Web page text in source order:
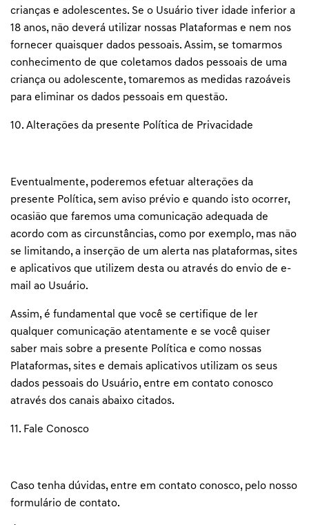
crianças e adolescentes. Se o Usuário tiver idade inferior a
18 anos, não deverá utilizar nossas Plataformas e nem nos
fornecer quaisquer dados pessoais. Assim, se tomarmos
conhecimento de que coletamos dados pessoais de uma
criança ou adolescente, tomaremos as medidas razoáveis
para eliminar os dados pessoais em questão.
10. Alterações da presente Política de Privacidade
Eventualmente, poderemos efetuar alterações da
presente Política, sem aviso prévio e quando isto ocorrer,
ocasião que faremos uma comunicação adequada de
acordo com as circunstâncias, como por exemplo, mas não
se limitando, a inserção de um alerta nas plataformas, sites
e aplicativos que utilizem desta ou através do envio de e-
mail ao Usuário.
Assim, é fundamental que você se certifique de ler
qualquer comunicação atentamente e se você quiser
saber mais sobre a presente Política e como nossas
Plataformas, sites e demais aplicativos utilizam os seus
dados pessoais do Usuário, entre em contato conosco
através dos canais abaixo citados.
11. Fale Conosco
Caso tenha dúvidas, entre em contato conosco, pelo nosso
formulário de contato.